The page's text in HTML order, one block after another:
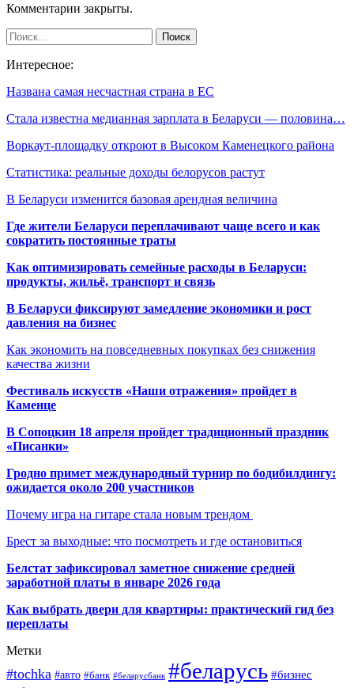
Комментарии закрыты.
Интересное:
Названа самая несчастная страна в ЕС
Стала известна медианная зарплата в Беларуси — половина…
Воркаут-площадку откроют в Высоком Каменецкого района
Статистика: реальные доходы белорусов растут
В Беларуси изменится базовая арендная величина
Где жители Беларуси переплачивают чаще всего и как
сократить постоянные траты
Как оптимизировать семейные расходы в Беларуси:
продукты, жильё, транспорт и связь
В Беларуси фиксируют замедление экономики и рост
давления на бизнес
Как экономить на повседневных покупках без снижения
качества жизни
Фестиваль искусств «Наши отражения» пройдет в
Каменце
В Сопоцкин 18 апреля пройдет традиционный праздник
«Писанки»
Гродно примет международный турнир по бодибилдингу:
ожидается около 200 участников
Почему игра на гитаре стала новым трендом
Брест за выходные: что посмотреть и где остановиться
Белстат зафиксировал заметное снижение средней
заработной платы в январе 2026 года
Как выбрать двери для квартиры: практический гид без
переплаты
Метки
#tochka #авто #банк #беларусбанк #беларусь #бизнес